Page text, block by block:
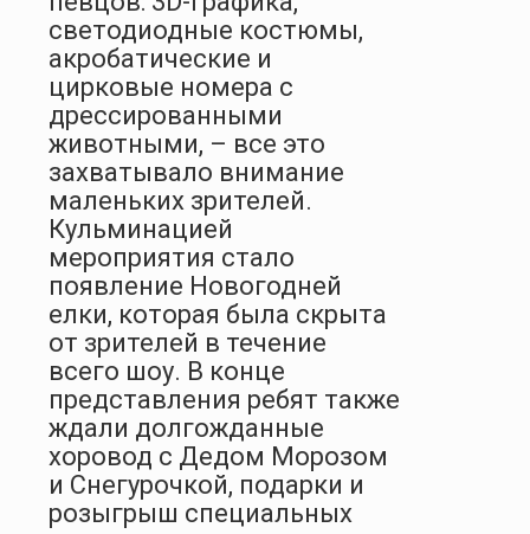
светодиодные костюмы,
акробатические и
цирковые номера с
дрессированными
животными, – все это
захватывало внимание
маленьких зрителей.
Кульминацией
мероприятия стало
появление Новогодней
елки, которая была скрыта
от зрителей в течение
всего шоу. В конце
представления ребят также
ждали долгожданные
хоровод с Дедом Морозом
и Снегурочкой, подарки и
розыгрыш специальных